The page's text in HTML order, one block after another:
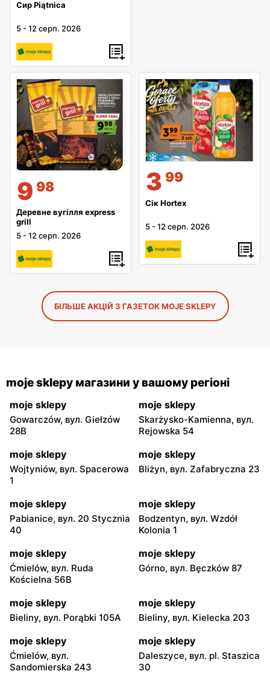
Сир Piątnica
5 -12 серп. 2026
9 98
Деревне вугілля express
grill
5 -12 серп. 2026
3 99
Сік Hortex
5 -12 серп. 2026
БІЛЬШЕ АКЦІЙ З ГАЗЕТОК MOJE SKLEPY
moje sklepy магазини у вашому регіоні
moje sklepy
Gowarczów, вул. Giełzów
28B
moje sklepy
Skarżysko-Kamienna, вул.
Rejowska 54
moje sklepy
Wojtyniów, вул. Spacerowa
1
moje sklepy
Bliżyn, вул. Zafabryczna 23
moje sklepy
Pabianice, вул. 20 Stycznia
40
moje sklepy
Bodzentyn, вул. Wzdół
Kolonia 1
moje sklepy
Ćmielów, вул. Ruda
Kościelna 56B
moje sklepy
Górno, вул. Bęczków 87
moje sklepy
Bieliny, вул. Porąbki 105A
moje sklepy
Bieliny, вул. Kielecka 203
moje sklepy
Ćmielów, вул.
Sandomierska 243
moje sklepy
Daleszyce, вул. pl. Staszica
30